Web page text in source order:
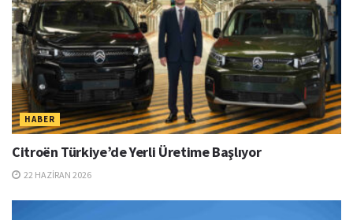
HABER
Citroën Türkiye’de Yerli Üretime Başlıyor
22 HAZIRAN 2026